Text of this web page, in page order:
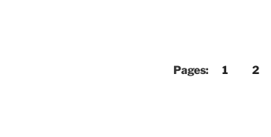
Pages: 1 2